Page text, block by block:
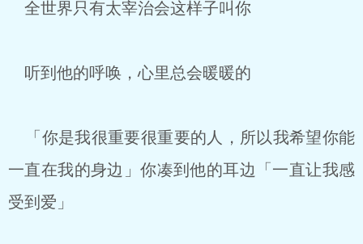
全世界只有太宰治会这样子叫你
听到他的呼唤，心里总会暖暖的
「你是我很重要很重要的人，所以我希望你能
一直在我的身边」你凑到他的耳边「一直让我感
受到爱」